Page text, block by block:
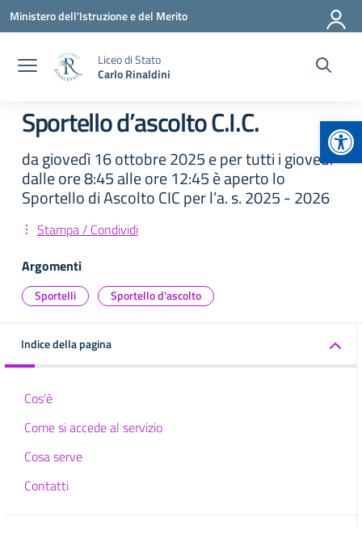
Vai ai contenuti
Vai al menu di navigazione
Vai al footer
Ministero dell'Istruzione e del Merito
Liceo di Stato
Carlo Rinaldini
Sportello d’ascolto C.I.C.
da giovedì 16 ottobre 2025 e per tutti i giovedì
dalle ore 8:45 alle ore 12:45 è aperto lo
Sportello di Ascolto CIC per l’a. s. 2025 - 2026
Stampa / Condividi
Argomenti
Sportelli Sportello d'ascolto
Indice della pagina
Cos'è
Come si accede al servizio
Cosa serve
Contatti